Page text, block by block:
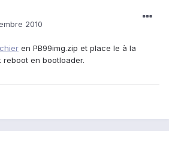
2010
en PB99img.zip et place le à la
en bootloader.